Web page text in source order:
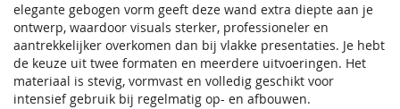
elegante gebogen vorm geeft deze wand extra diepte aan je
ontwerp, waardoor visuals sterker, professioneler en
aantrekkelijker overkomen dan bij vlakke presentaties. Je hebt
de keuze uit twee formaten en meerdere uitvoeringen. Het
materiaal is stevig, vormvast en volledig geschikt voor
intensief gebruik bij regelmatig op- en afbouwen.